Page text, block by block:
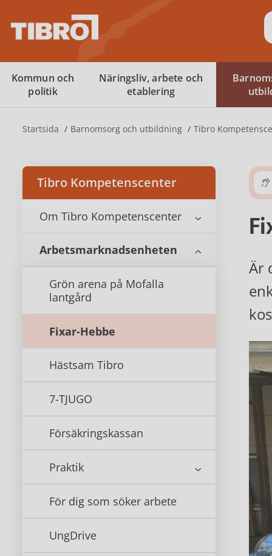
Kommun och
politik
Näringsliv, arbete och
etablering
Startsida Barnomsorg och utbildning Tibro
Tibro Kompetenscenter
Om Tibro Kompetenscenter
Arbetsmarknadsenheten
Grön arena på Mofalla
lantgård
Fixar-Hebbe
Hästsam Tibro
7-TJUGO
Försäkringskassan
Praktik
För dig som söker arbete
UngDrive
Är